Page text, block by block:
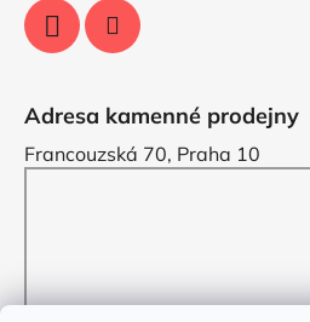
Adresa kamenné prodejny
Francouzská 70, Praha 10